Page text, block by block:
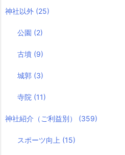
神社以外 (25)
公園 (2)
古墳 (9)
城郭 (3)
寺院 (11)
神社紹介（ご利益別） (359)
スポーツ向上 (15)